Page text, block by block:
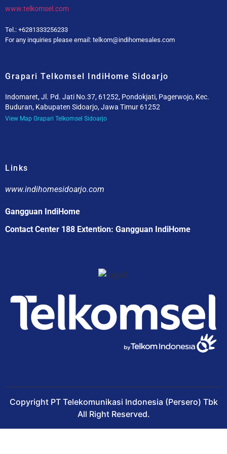
www.telkomsel.com
Tel.: +6281333256233
For any inquiries please email: telkom@indihomesales.com
Grapari Telkomsel IndiHome Sidoarjo
Indomaret, Jl. Pd. Jati No.37, 61252, Pondokjati, Pagerwojo, Kec.
Buduran, Kabupaten Sidoarjo, Jawa Timur 61252
View Map Grapari Telkomsel Sidoarjo
Links
www.indihomesidoarjo.com
Gangguan IndiHome
Contact Center 188 Extention: Gangguan IndiHome
Copyright PT Telekomunikasi Indonesia (Persero) Tbk
All Right Reserved.